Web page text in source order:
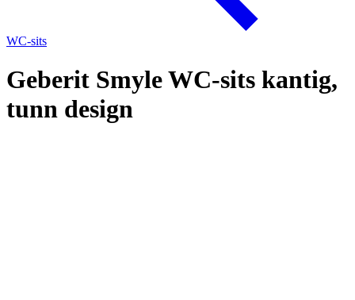
WC-sits
Geberit Smyle WC-sits kantig,
tunn design